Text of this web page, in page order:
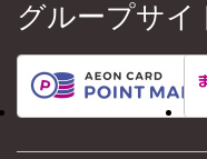
グループサイ